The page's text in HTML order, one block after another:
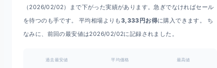
（2026/02/02）まで下がった実績があります。急ぎでなければセール
を待つのも手です。 平均相場よりも 3,333円お得に購入できます。 ち
なみに、前回の最安値は2026/02/02に記録されました。
過去最安値 平均価格 最高値